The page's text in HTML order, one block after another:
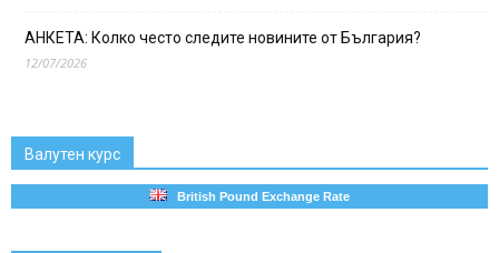
АНКЕТА: Колко често следите новините от България?
12/07/2026
Валутен курс
British Pound Exchange Rate